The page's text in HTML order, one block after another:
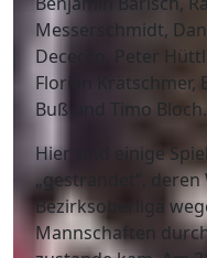
Messerschmidt,
Dececco, Peter
Florian Krätschmer,
Buß und Timo Bloch.
Hier sind einige
„gestrandet“,
Bezirksoberliga
Mannschaften